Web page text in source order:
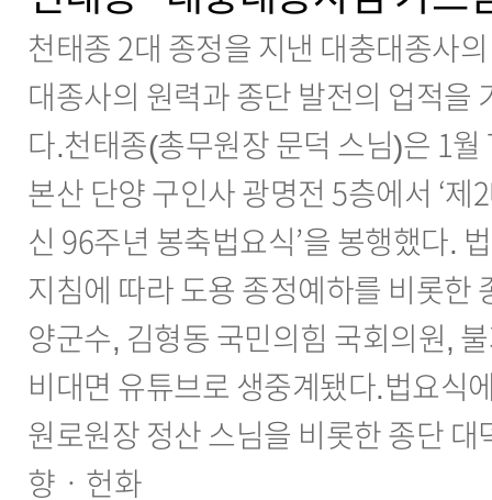
천태종 2대 종정을 지낸 대충대종사
대종사의 원력과 종단 발전의 업적을
다.천태종(총무원장 문덕 스님)은 1월
본산 단양 구인사 광명전 5층에서 ‘제
신 96주년 봉축법요식’을 봉행했다.
지침에 따라 도용 종정예하를 비롯한
양군수, 김형동 국민의힘 국회의원,
비대면 유튜브로 생중계됐다.법요식
원로원장 정산 스님을 비롯한 종단 대
향ㆍ헌화